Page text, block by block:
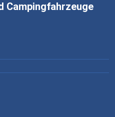
Campingfahrzeuge